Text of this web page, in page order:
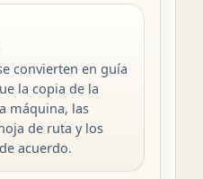
convierten en guía
la copia de la
máquina, las
de ruta y los
acuerdo.